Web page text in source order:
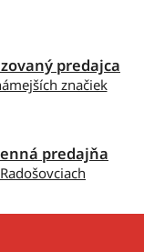
predajca
značiek
predajňa